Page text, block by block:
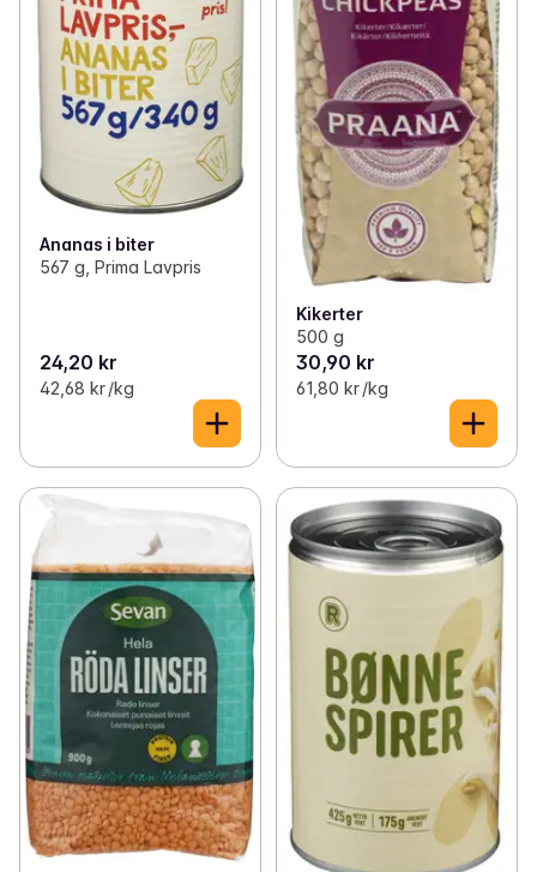
Ananas i biter
567 g, Prima Lavpris
24,20 kr
42,68 kr /kg
Kikerter
500 g
30,90 kr
61,80 kr /kg